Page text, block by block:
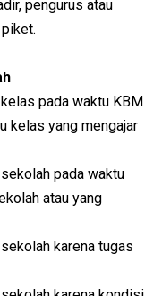
pengurus atau
pada waktu KBM
kelas yang mengajar
pada waktu
atau yang
karena tugas